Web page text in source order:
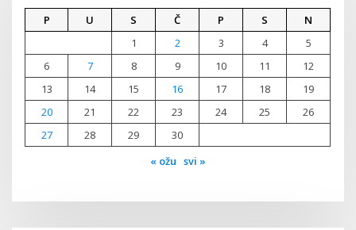
P
U S Č P S
N
1
2 3 4
5
6
7 8 9 10 11
12
13
14 15 16 17 18
19
20
21 22 23 24 25
26
27
28 29
30
« ožu svi »